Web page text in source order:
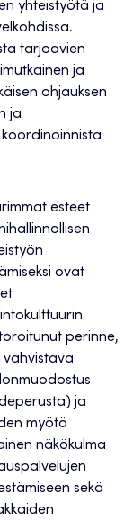
yhteistyötä ja
tarjoavien
ja
ohjauksen
ja
esteet
ovat
perinne,
vahvistava
ja
myötä
näkökulma
sekä